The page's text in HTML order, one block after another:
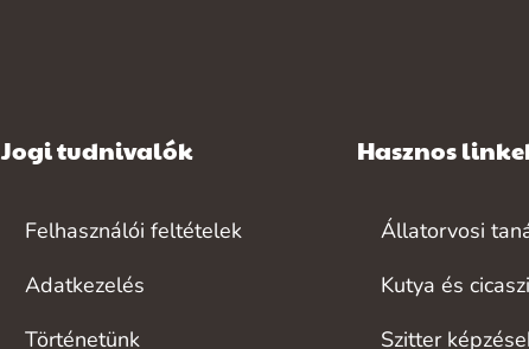
Jogi tudnivalók
Felhasználói feltételek
Adatkezelés
Történetünk
Hasznos
Állatorvosi
Kutya és
Szitter